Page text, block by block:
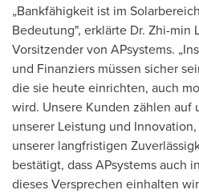
„Bankfähigkeit ist im
Bedeutung", erklärte Dr. Zhi-min
Vorsitzender von APsystems.
und Finanziers müssen sicher
die sie heute einrichten, auch
wird. Unsere Kunden zählen auf
unserer Leistung und
unserer langfristigen
bestätigt, dass APsystems auch
dieses Versprechen einhalten